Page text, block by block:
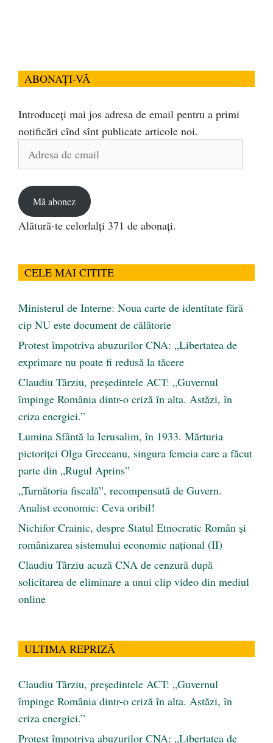
ABONAȚI-VĂ
Introduceți mai jos adresa de email pentru a primi
notificări cînd sînt publicate articole noi.
Adresa
Mă abonez
Alătură-te celorlalți 371 de abonați.
CELE MAI CITITE
Ministerul de Interne: Noua carte de identitate fără
cip NU este document de călătorie
Protest împotriva abuzurilor CNA: „Libertatea de
exprimare nu poate fi redusă la tăcere
Claudiu Târziu, președintele ACT: „Guvernul
împinge România dintr-o criză în alta. Astăzi, în
criza energiei.”
Lumina Sfântă la Ierusalim, în 1933. Mărturia
pictoriței Olga Greceanu, singura femeia care a făcut
parte din „Rugul Aprins”
„Turnătoria fiscală”, recompensată de Guvern.
Analist economic: Ceva oribil!
Nichifor Crainic, despre Statul Etnocratic Român şi
românizarea sistemului economic naţional (II)
Claudiu Târziu acuză CNA de cenzură după
solicitarea de eliminare a unui clip video din mediul
online
ULTIMA REPRIZĂ
Claudiu Târziu, președintele ACT: „Guvernul
împinge România dintr-o criză în alta. Astăzi, în
criza energiei.”
Protest împotriva abuzurilor CNA: „Libertatea de